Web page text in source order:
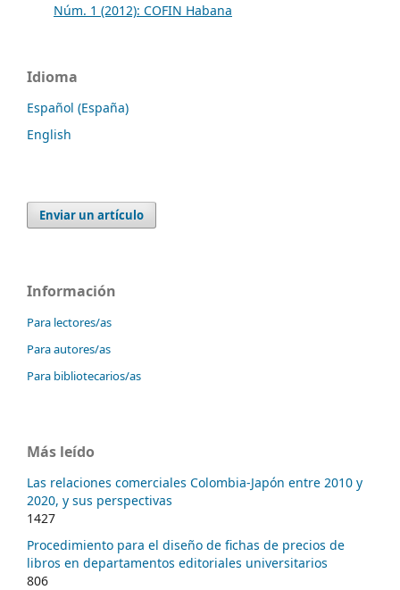
Núm. 1 (2012): COFIN Habana
Idioma
Español (España)
English
Enviar un artículo
Información
Para lectores/as
Para autores/as
Para bibliotecarios/as
Más leído
Las relaciones comerciales Colombia-Japón entre 2010 y
2020, y sus perspectivas
1427
Procedimiento para el diseño de fichas de precios de
libros en departamentos editoriales universitarios
806